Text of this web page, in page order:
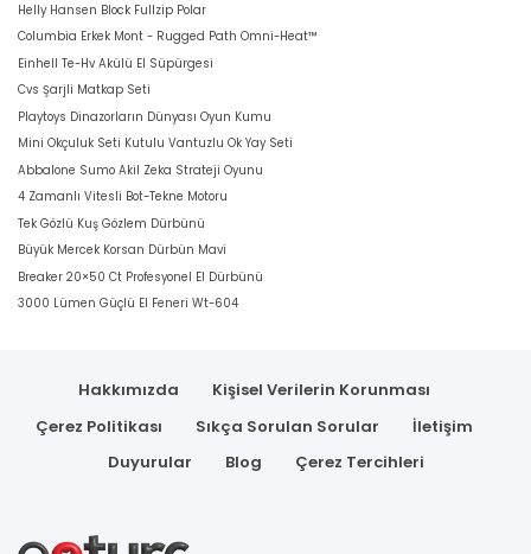
Helly Hansen Block Fullzip Polar
Columbia Erkek Mont - Rugged Path Omni-Heat™
Einhell Te-Hv Akülü El Süpürgesi
Cvs Şarjli Matkap Seti
Playtoys Dinazorların Dünyası Oyun Kumu
Mini Okçuluk Seti Kutulu Vantuzlu Ok Yay Seti
Abbalone Sumo Akil Zeka Strateji Oyunu
4 Zamanlı Vitesli Bot-Tekne Motoru
Tek Gözlü Kuş Gözlem Dürbünü
Büyük Mercek Korsan Dürbün Mavi
Breaker 20×50 Ct Profesyonel El Dürbünü
3000 Lümen Güçlü El Feneri Wt-604
Hakkımızda
Kişisel Verilerin Korunması
Çerez Politikası
Sıkça Sorulan Sorular
İletişim
Duyurular
Blog Çerez Tercihleri